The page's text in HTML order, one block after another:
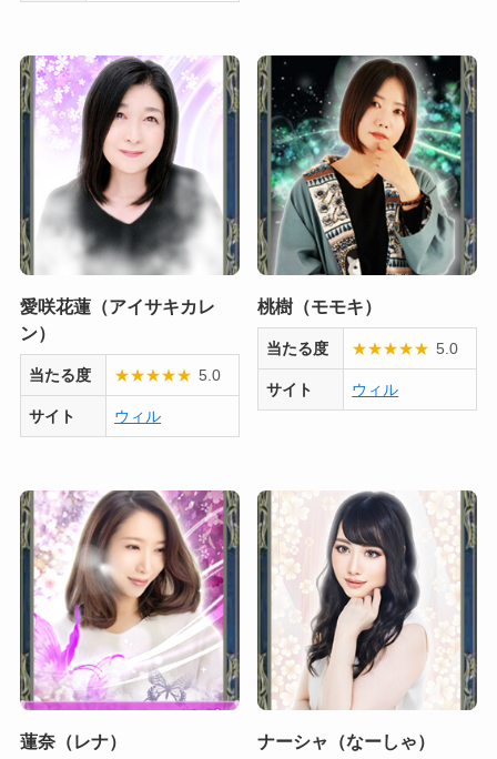
愛咲花蓮（アイサキカレ
ン）
当たる度 ★★★★★ 5.0
サイト ウィル
桃樹（モモキ）
当たる度 ★★★★★ 5.0
サイト ウィル
蓮奈（レナ） ナーシャ（なーしゃ）